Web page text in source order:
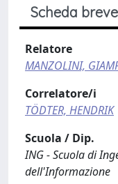
Scheda breve
Relatore
MANZOLINI,
Correlatore/i
TÖDTER, HENDRIK
Scuola / Dip.
ING - Scuola di
dell'Informazione